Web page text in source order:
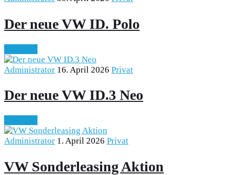
Der neue VW ID. Polo
Administrator 16. April 2026 Privat
Der neue VW ID.3 Neo
Administrator 1. April 2026 Privat
VW Sonderleasing Aktion